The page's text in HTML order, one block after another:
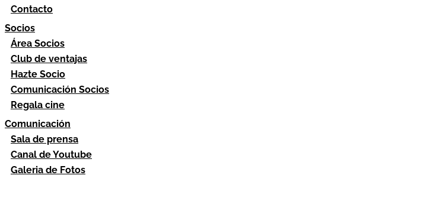
Contacto
Socios
Área Socios
Club de ventajas
Hazte Socio
Comunicación Socios
Regala cine
Comunicación
Sala de prensa
Canal de Youtube
Galeria de Fotos